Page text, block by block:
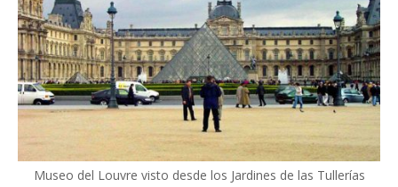
Museo del Louvre visto desde los Jardines de las Tullerías